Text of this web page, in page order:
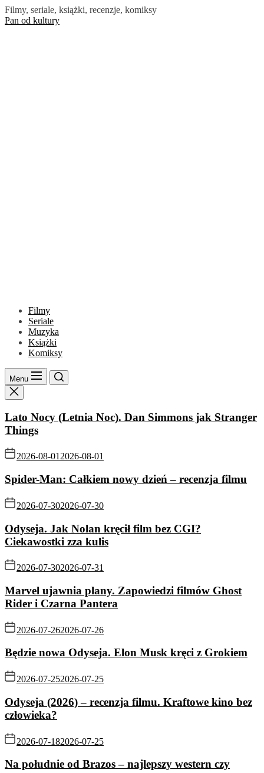
Skip
to
Filmy, seriale, książki, recenzje, komiksy
Pan od kultury
Filmy
Seriale
Muzyka
Książki
Komiksy
Menu
Lato Nocy (Letnia Noc). Dan Simmons jak Stranger
Things
2026-08-012026-08-01
Spider-Man: Całkiem nowy dzień – recenzja filmu
2026-07-302026-07-30
Odyseja. Jak Nolan kręcił film bez CGI?
Ciekawostki zza kulis
2026-07-302026-07-31
Marvel ujawnia plany. Zapowiedzi filmów Ghost
Rider i Czarna Pantera
2026-07-262026-07-26
Będzie nowa Odyseja. Elon Musk kręci z Grokiem
2026-07-252026-07-25
Odyseja (2026) – recenzja filmu. Kraftowe kino bez
człowieka?
2026-07-182026-07-25
Na południe od Brazos – najlepszy western czy